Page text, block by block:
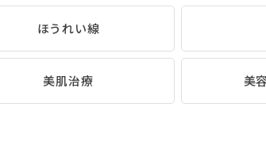
ほうれい線
美肌治療 美